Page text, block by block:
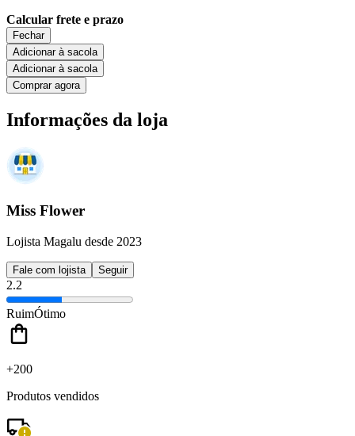
Calcular frete e prazo
Fechar
Adicionar à sacola
Adicionar à sacola
Comprar agora
Informações da loja
Miss Flower
Lojista Magalu desde 2023
Fale com lojista Seguir
2.2
RuimÓtimo
+200
Produtos vendidos